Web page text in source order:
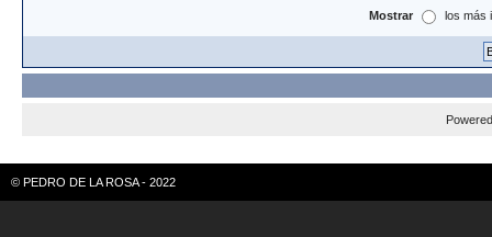
Mostrar los más
© PEDRO DE LA ROSA - 2022